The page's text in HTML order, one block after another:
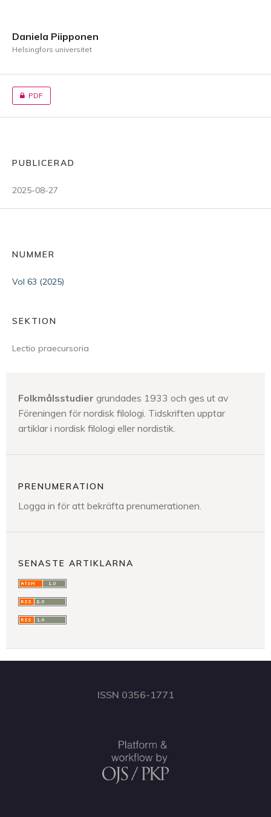
Daniela Piipponen
Helsingfors universitet
PDF
PUBLICERAD
2025-08-27
NUMMER
Vol 63 (2025)
SEKTION
Lectio praecursoria
Folkmålsstudier grundades 1933 och ges ut av
Föreningen för nordisk filologi. Tidskriften upptar
artiklar i nordisk filologi eller nordistik.
PRENUMERATION
Logga in för att bekräfta prenumerationen.
SENASTE ARTIKLARNA
ISSN 0356-1771